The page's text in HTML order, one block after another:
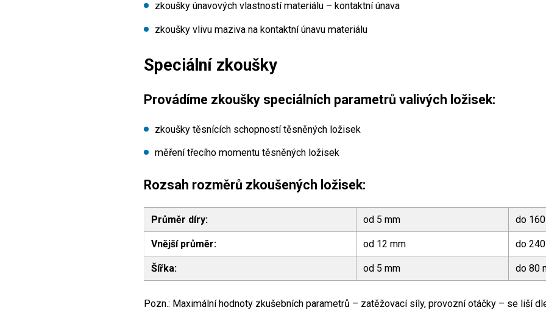
zkoušky únavových vlastností materiálu – kontaktní únava
zkoušky vlivu maziva na kontaktní únavu materiálu
Speciální zkoušky
Provádíme zkoušky speciálních parametrů valivých ložisek:
zkoušky těsnících schopností těsněných ložisek
měření třecího momentu těsněných ložisek
Rozsah rozměrů zkoušených ložisek:
Průměr díry: od 5 mm do
Vnější průměr: od 12 mm do
Šířka: od 5 mm do 80
Pozn.: Maximální hodnoty zkušebních parametrů – zatěžovací síly, provozní otáčky – se liší